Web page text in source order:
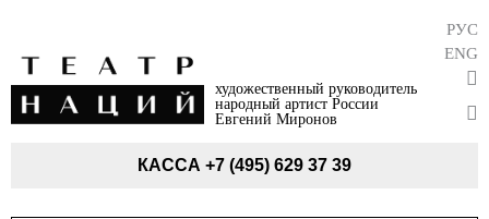
художественный руководитель
народный артист России
Евгений Миронов
РУС
ENG
КАССА +7 (495) 629 37 39